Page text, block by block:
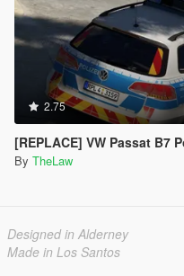
2.75
[REPLACE] VW Passat B7
By TheLaw
Designed in Alderney
Made in Los Santos